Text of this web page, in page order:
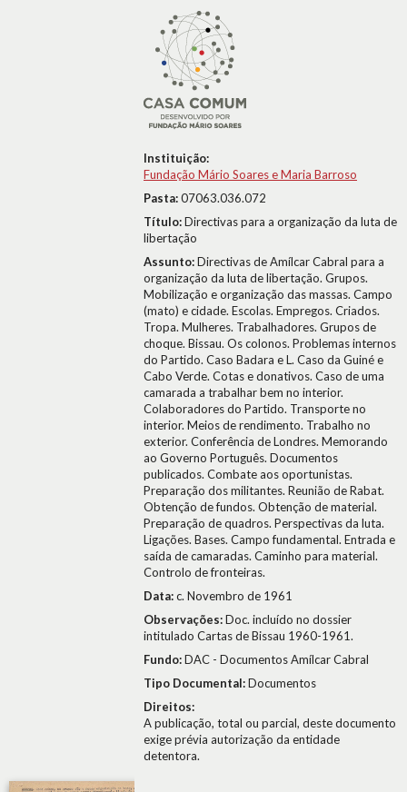
Instituição:
Fundação Mário Soares e Maria Barroso
Pasta:07063.036.072
Título:Directivas para a organização da luta de
libertação
Assunto:Directivas de Amílcar Cabral para a
organização da luta de libertação. Grupos.
Mobilização e organização das massas. Campo
(mato) e cidade. Escolas. Empregos. Criados.
Tropa. Mulheres. Trabalhadores. Grupos de
choque. Bissau. Os colonos. Problemas internos
do Partido. Caso Badara e L. Caso da Guiné e
Cabo Verde. Cotas e donativos. Caso de uma
camarada a trabalhar bem no interior.
Colaboradores do Partido. Transporte no
interior. Meios de rendimento. Trabalho no
exterior. Conferência de Londres. Memorando
ao Governo Português. Documentos
publicados. Combate aos oportunistas.
Preparação dos militantes. Reunião de Rabat.
Obtenção de fundos. Obtenção de material.
Preparação de quadros. Perspectivas da luta.
Ligações. Bases. Campo fundamental. Entrada e
saída de camaradas. Caminho para material.
Controlo de fronteiras.
Data:c. Novembro de 1961
Observações:Doc. incluído no dossier
intitulado Cartas de Bissau 1960-1961.
Fundo:DAC - Documentos Amílcar Cabral
Tipo Documental:Documentos
Direitos:
A publicação, total ou parcial, deste documento
exige prévia autorização da entidade
detentora.